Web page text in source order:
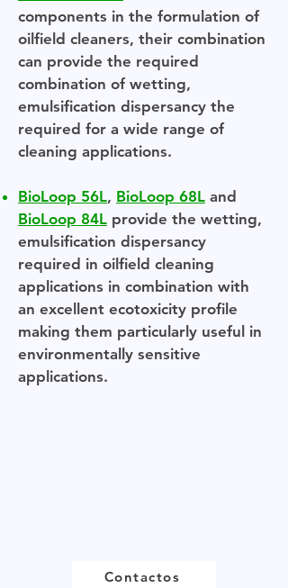
components in the formulation of
oilfield cleaners, their combination
can provide the required
combination of wetting,
emulsification dispersancy the
required for a wide range of
cleaning applications.
BioLoop 56L, BioLoop 68L and
BioLoop 84L provide the wetting,
emulsification dispersancy
required in oilfield cleaning
applications in combination with
an excellent ecotoxicity profile
making them particularly useful in
environmentally sensitive
applications.
Contactos